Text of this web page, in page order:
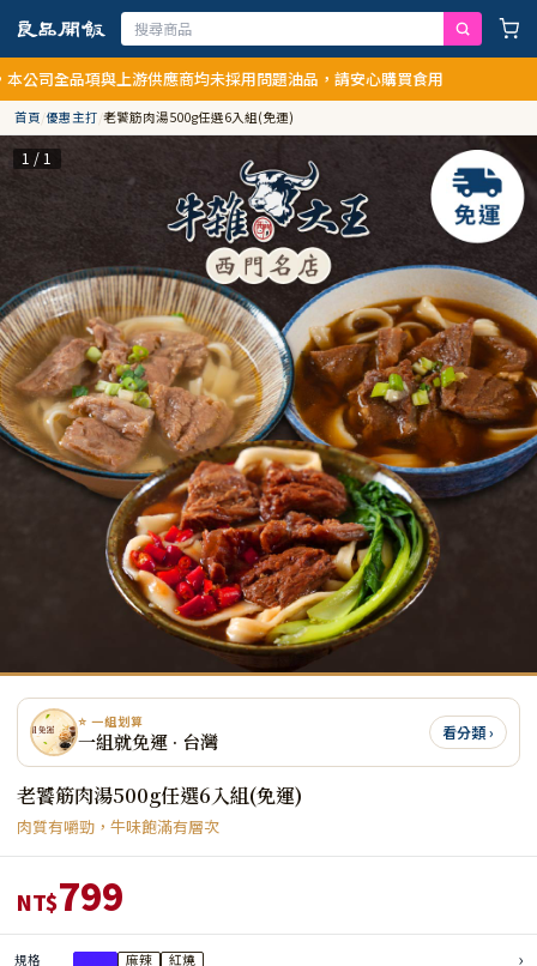
品項與上游供應商均未採用問題油品，請安心購買食用
首頁/優惠主打/老饕筋肉湯500g任選6入組(免運)
1 / 1
⭐ 一組划算
一組就免運 · 台灣 看分類 ›
老饕筋肉湯500g任選6入組(免運)
肉質有嚼勁，牛味飽滿有層次
NT$799
規格 麻辣 紅燒 ›